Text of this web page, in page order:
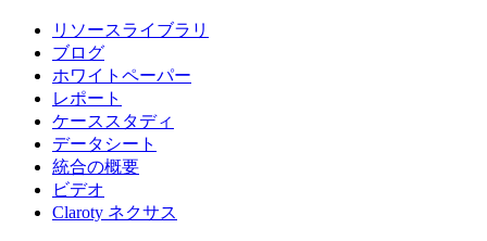
リソースライブラリ
ブログ
ホワイトペーパー
レポート
ケーススタディ
データシート
統合の概要
ビデオ
Claroty ネクサス